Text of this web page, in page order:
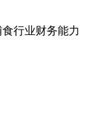
行业财务能力